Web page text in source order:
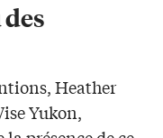
Heather
Yukon,